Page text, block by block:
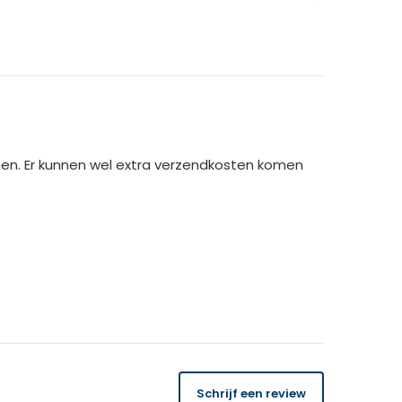
vandaag nog!
cm
Er kunnen wel extra verzendkosten komen
Schrijf een review